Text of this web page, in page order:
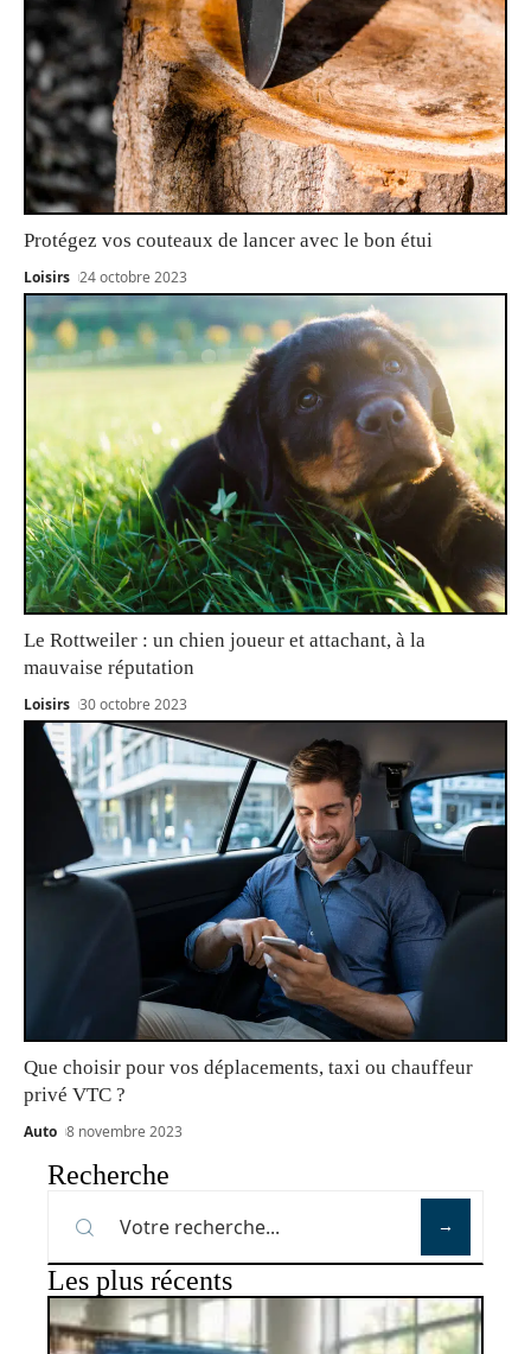
Protégez vos couteaux de lancer avec le bon étui
Loisirs 24 octobre 2023
Le Rottweiler : un chien joueur et attachant, à la
mauvaise réputation
Loisirs 30 octobre 2023
Que choisir pour vos déplacements, taxi ou chauffeur
privé VTC ?
Auto 8 novembre 2023
Recherche
Les plus récents